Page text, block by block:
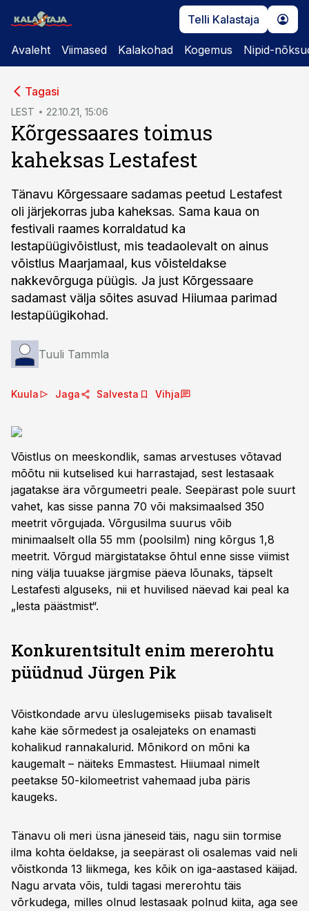
Telli Kalastaja
Avaleht Viimased Kalakohad Kogemus Nipid-
Tagasi
LEST 22.10.21, 15:06
Kõrgessaares toimus
kaheksas Lestafest
Tänavu Kõrgessaare sadamas peetud Lestafest
oli järjekorras juba kaheksas. Sama kaua on
festivali raames korraldatud ka
lestapüügivõistlust, mis teadaolevalt on ainus
võistlus Maarjamaal, kus võisteldakse
nakkevõrguga püügis. Ja just Kõrgessaare
sadamast välja sõites asuvad Hiiumaa parimad
lestapüügikohad.
Tuuli Tammla
Kuula Jaga Salvesta Vihja
Võistlus on meeskondlik, samas arvestuses võtavad
mõõtu nii kutselised kui harrastajad, sest lestasaak
jagatakse ära võrgumeetri peale. Seepärast pole suurt
vahet, kas sisse panna 70 või maksimaalsed 350
meetrit võrgujada. Võrgusilma suurus võib
minimaalselt olla 55 mm (poolsilm) ning kõrgus 1,8
meetrit. Võrgud märgistatakse õhtul enne sisse viimist
ning välja tuuakse järgmise päeva lõunaks, täpselt
Lestafesti alguseks, nii et huvilised näevad kai peal ka
„lesta päästmist“.
Konkurentsitult enim mererohtu
püüdnud Jürgen Pik
Võistkondade arvu üleslugemiseks piisab tavaliselt
kahe käe sõrmedest ja osalejateks on enamasti
kohalikud rannakalurid. Mõnikord on mõni ka
kaugemalt – näiteks Emmastest. Hiiumaal nimelt
peetakse 50-kilomeetrist vahemaad juba päris
kaugeks.
Tänavu oli meri üsna jäneseid täis, nagu siin tormise
ilma kohta öeldakse, ja seepärast oli osalemas vaid neli
võistkonda 13 liikmega, kes kõik on iga-aastased käijad.
Nagu arvata võis, tuldi tagasi mererohtu täis
võrkudega, milles olnud lestasaak polnud kiita, aga see